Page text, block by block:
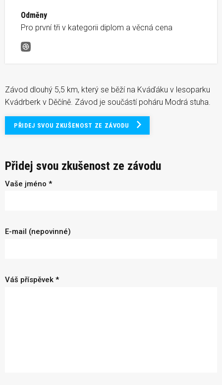
Odměny
Pro první tři v kategorii diplom a věcná cena
Jarní kros na Kváďáku
Závod dlouhý 5,5 km, který se běží na Kváďáku v lesoparku
Kvádrberk v Děčíně. Závod je součástí poháru Modrá stuha.
PŘIDEJ SVOU ZKUŠENOST ZE ZÁVODU
Přidej svou zkušenost ze závodu
Vaše jméno *
E-mail (nepovinné)
Váš příspěvek *